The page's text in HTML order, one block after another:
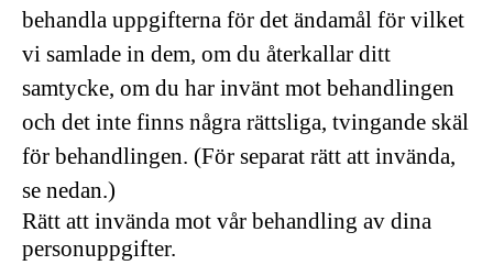
behandla uppgifterna för det ändamål för vilket
vi samlade in dem, om du återkallar ditt
samtycke, om du har invänt mot behandlingen
och det inte finns några rättsliga, tvingande skäl
för behandlingen. (För separat rätt att invända,
se nedan.)
Rätt att invända mot vår behandling av dina
personuppgifter.